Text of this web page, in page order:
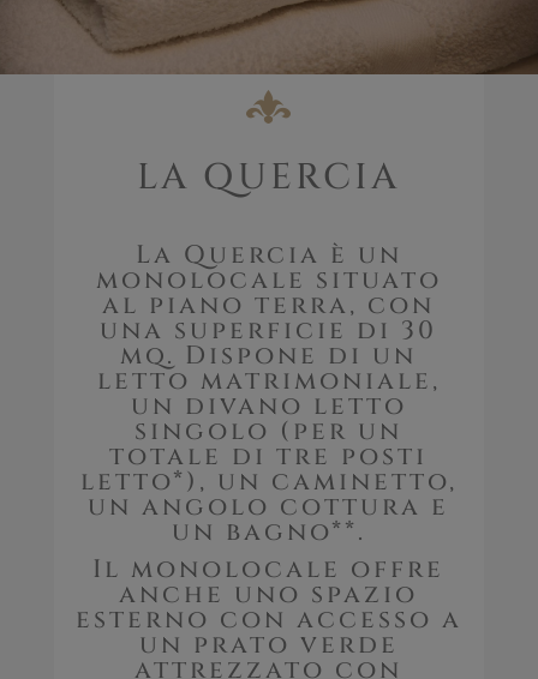
LA QUERCIA
La Quercia è un
monolocale situato
al piano terra, con
una superficie di 30
mq. Dispone di un
letto matrimoniale,
un divano letto
singolo (per un
totale di tre posti
letto*), un caminetto,
un angolo cottura e
un bagno**.
Il monolocale offre
anche uno spazio
esterno con accesso a
un prato verde
attrezzato con